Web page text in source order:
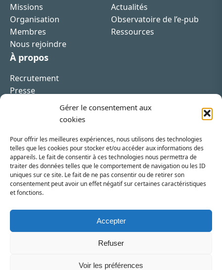
Gérer le consentement aux
cookies
Pour offrir les meilleures expériences, nous utilisons des technologies
telles que les cookies pour stocker et/ou accéder aux informations des
appareils. Le fait de consentir à ces technologies nous permettra de
traiter des données telles que le comportement de navigation ou les ID
uniques sur ce site. Le fait de ne pas consentir ou de retirer son
consentement peut avoir un effet négatif sur certaines caractéristiques
et fonctions.
Accepter
Refuser
Voir les préférences
Missions
Organisation
Membres
Nous rejoindre
Actualités
Observatoire de l’e-pub
Ressources
À propos
Recrutement
Presse
Inscrivez-vous à la newsletter
Vous recevrez régulièrement les dernières actualités
du SRI.